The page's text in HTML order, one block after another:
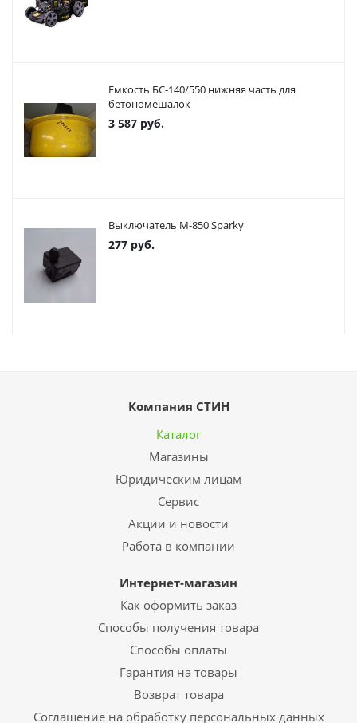
Емкость БС-140/550 нижняя часть для
бетономешалок
3 587 руб.
Выключатель М-850 Sparky
277 руб.
Компания СТИН
Каталог
Магазины
Юридическим лицам
Сервис
Акции и новости
Работа в компании
Интернет-магазин
Как оформить заказ
Способы получения товара
Способы оплаты
Гарантия на товары
Возврат товара
Соглашение на обработку персональных данных